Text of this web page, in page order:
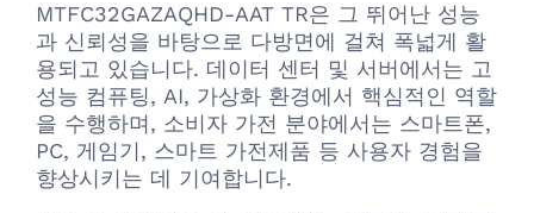
MTFC32GAZAQHD-AAT TR은 그 뛰어난 성능
과 신뢰성을 바탕으로 다방면에 걸쳐 폭넓게 활
용되고 있습니다. 데이터 센터 및 서버에서는 고
성능 컴퓨팅, AI, 가상화 환경에서 핵심적인 역할
을 수행하며, 소비자 가전 분야에서는 스마트폰,
PC, 게임기, 스마트 가전제품 등 사용자 경험을
향상시키는 데 기여합니다.